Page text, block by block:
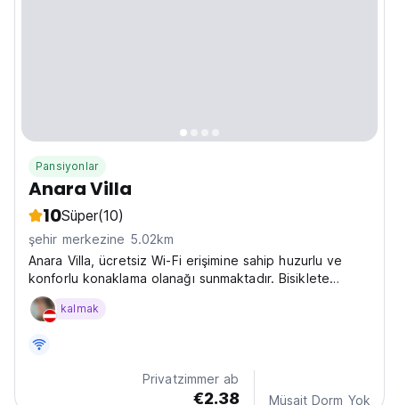
Pansiyonlar
Anara Villa
10Süper(10)
şehir merkezine 5.02km
Anara Villa, ücretsiz Wi-Fi erişimine sahip huzurlu ve
konforlu konaklama olanağı sunmaktadır. Bisiklete
binme, balık tutma, dalış ve şnorkelli yüzme gibi
aktiviteler personelimiz tarafından sizin için
kalmak
Privatzimmer ab
€2.38 Müsait Dorm Yok